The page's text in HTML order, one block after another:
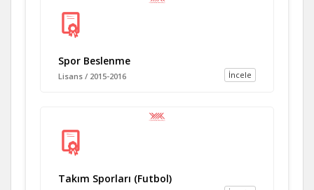
Spor Beslenme
İncele
Lisans / 2015-2016
Takım Sporları (Futbol)